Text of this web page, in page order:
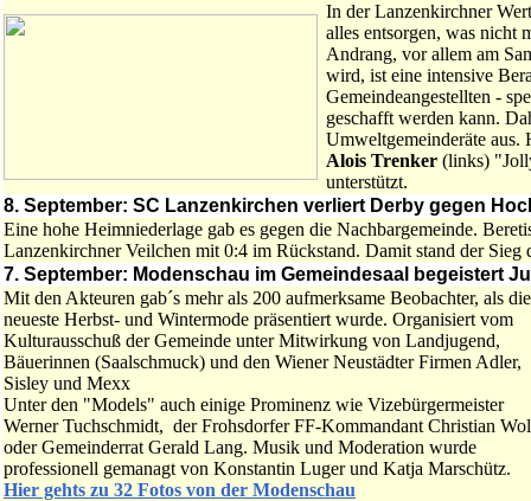
In der Lanzenkirchner
alles entsorgen, was nicht
Andrang, vor allem am
wird, ist eine intensive
Gemeindeangestellten -
geschafft werden kann.
Umweltgemeinderäte
Alois Trenker (links)
unterstützt.
8. September: SC Lanzenkirchen verliert Derby gegen
Eine hohe Heimniederlage gab es gegen die Nachbargemeinde.
Lanzenkirchner Veilchen mit 0:4 im Rückstand. Damit stand der Sieg
7. September: Modenschau im Gemeindesaal begeistert
Mit den Akteuren gab´s mehr als 200 aufmerksame Beobachter, als die
neueste Herbst- und Wintermode präsentiert wurde. Organisiert vom
Kulturausschuß der Gemeinde unter Mitwirkung von Landjugend,
Bäuerinnen (Saalschmuck) und den Wiener Neustädter Firmen Adler,
Sisley und Mexx
Unter den "Models" auch einige Prominenz wie Vizebürgermeister
Werner Tuchschmidt, der Frohsdorfer FF-Kommandant Christian
oder Gemeinderrat Gerald Lang. Musik und Moderation wurde
professionell gemanagt von Konstantin Luger und Katja Marschütz.
Hier gehts zu 32 Fotos von der Modenschau